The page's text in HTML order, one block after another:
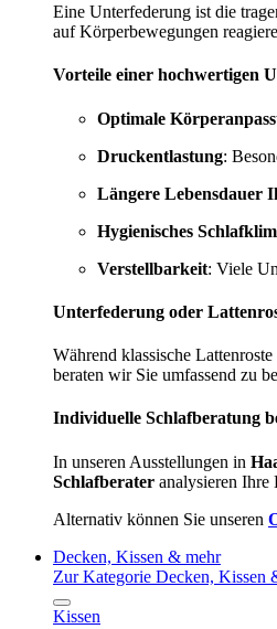
Eine Unterfederung ist die
auf Körperbewegungen
Vorteile einer hochwertigen
Optimale
Druckentlastung:
Längere Lebensdauer
Hygienisches
Verstellbarkeit: Viele
Unterfederung oder
Während klassische
beraten wir Sie umfassend zu
Individuelle Schlafberatung
In unseren Ausstellungen in
Schlafberater analysieren Ihre
Alternativ können Sie unseren
Decken, Kissen & mehr
Zur Kategorie Decken, Kissen
Kissen